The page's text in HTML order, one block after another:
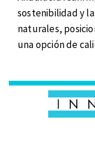
sostenibilidad y
naturales,
una opción de